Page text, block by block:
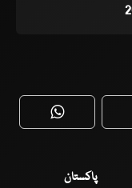
WhatsApp
پاکستان